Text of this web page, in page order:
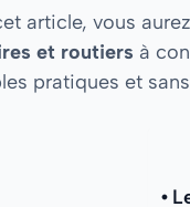
article, vous
et routiers à
pratiques et